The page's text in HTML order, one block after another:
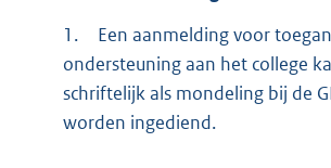
1.
Een aanmelding voor
ondersteuning aan het college
schriftelijk als mondeling bij de
worden ingediend.